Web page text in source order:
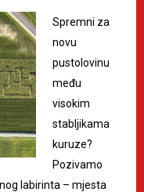
Spremni za
novu
pustolovinu
među
visokim
stabljikama
kuruze?
Pozivamo
labirinta – mjesta